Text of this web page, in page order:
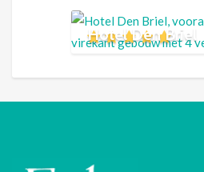
Hotel Den Briel